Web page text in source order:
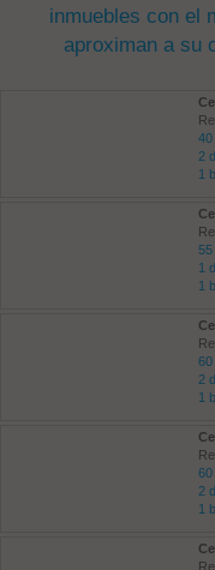
inmuebles con el
aproximan a su
40
2
1
55
1
1
60
2
1
60
2
1